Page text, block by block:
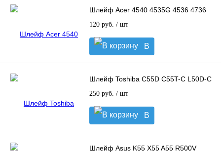
Шлейф Acer 4540 4535G 4536 4736
120 руб. / шт
В
корзину
Шлейф Toshiba C55D C55T-C L50D-C
250 руб. / шт
В
корзину
Шлейф Asus K55 X55 A55 R500V